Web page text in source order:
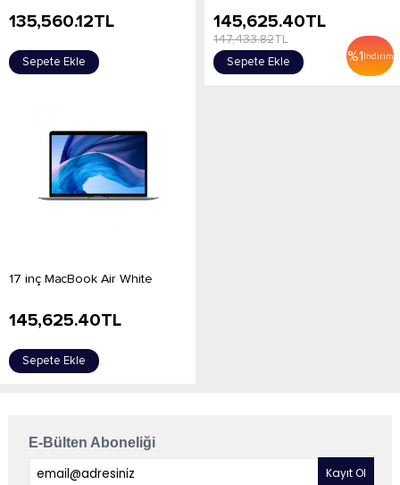
135,560.12TL
Sepete Ekle %1İndirim
145,625.40TL
147,433.82TL
Sepete Ekle
17 inç MacBook Air White
145,625.40TL
Sepete Ekle
E-Bülten Aboneliği